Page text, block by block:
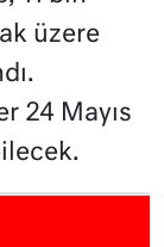
üzere
24 Mayıs